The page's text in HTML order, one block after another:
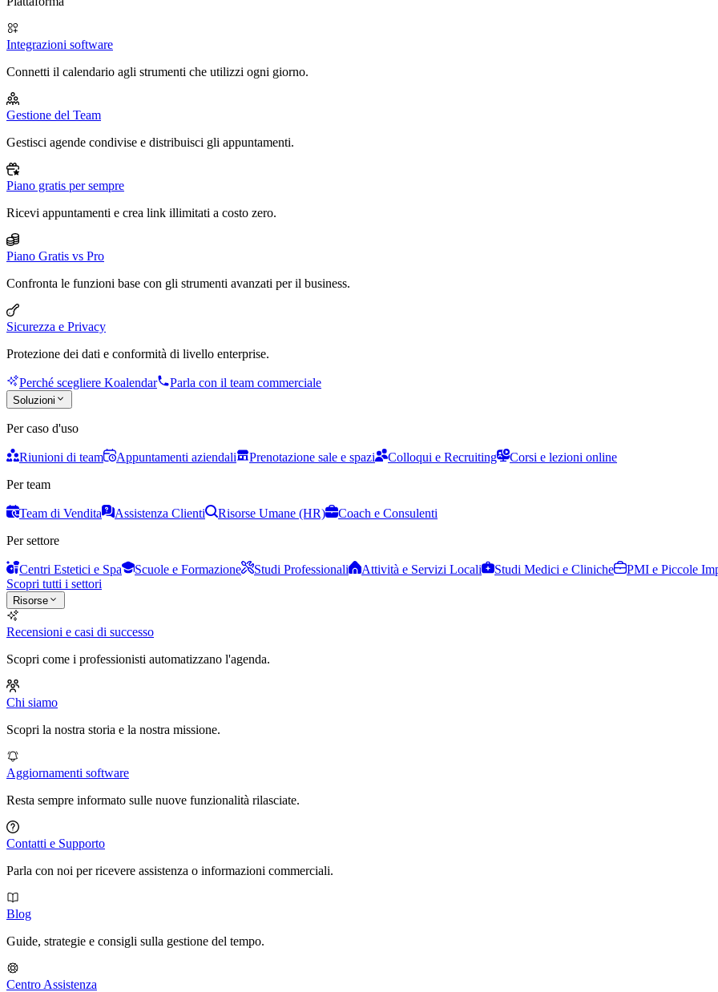
Integrazioni software
Connetti il calendario agli strumenti che utilizzi ogni giorno.
Gestione del Team
Gestisci agende condivise e distribuisci gli appuntamenti.
Piano gratis per sempre
Ricevi appuntamenti e crea link illimitati a costo zero.
Piano Gratis vs Pro
Confronta le funzioni base con gli strumenti avanzati per il business.
Sicurezza e Privacy
Protezione dei dati e conformità di livello enterprise.
Perché scegliere Koalendar Parla con il team commerciale
Soluzioni
Per caso d'uso
Riunioni di team Appuntamenti aziendali Prenotazione sale e spazi Colloqui e Recruiting
Corsi e lezioni online
Per team
Team di Vendita Assistenza Clienti Risorse Umane (HR)
Coach e Consulenti
Per settore
Centri Estetici e Spa Scuole e Formazione Studi Professionali Attività e Servizi Locali Studi Medici e Cliniche
PMI e Piccole
Scopri tutti i settori
Risorse
Recensioni e casi di successo
Scopri come i professionisti automatizzano l'agenda.
Chi siamo
Scopri la nostra storia e la nostra missione.
Aggiornamenti software
Resta sempre informato sulle nuove funzionalità rilasciate.
Contatti e Supporto
Parla con noi per ricevere assistenza o informazioni commerciali.
Blog
Guide, strategie e consigli sulla gestione del tempo.
Centro Assistenza